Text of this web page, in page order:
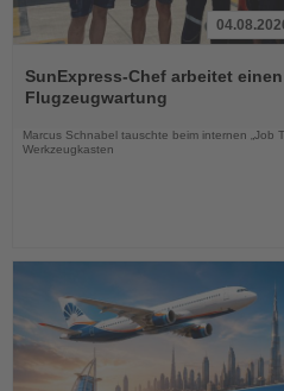
Sie
die
Nachrichten
SunExpress-Chef arbeitet
Flugzeugwartung
Marcus Schnabel tauschte beim internen „Job
Werkzeugkasten